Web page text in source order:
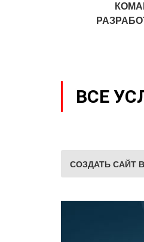
ВСЕ
СОЗДАТЬ САЙТ